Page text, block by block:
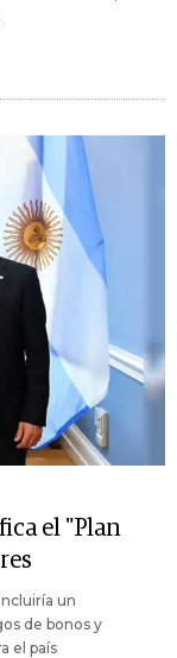
el "Plan
un
de bonos y
el país